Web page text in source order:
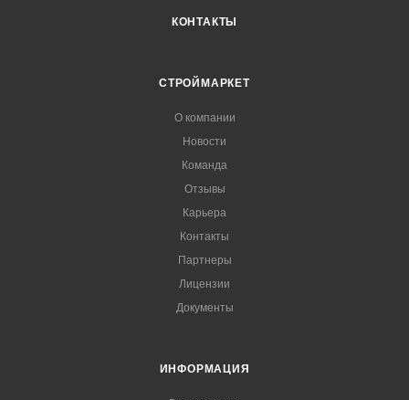
КОНТАКТЫ
СТРОЙМАРКЕТ
О компании
Новости
Команда
Отзывы
Карьера
Контакты
Партнеры
Лицензии
Документы
ИНФОРМАЦИЯ